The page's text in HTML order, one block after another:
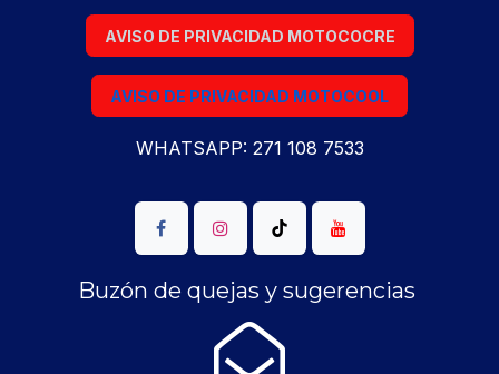
AVISO DE PRIVACIDAD MOTOCOCRE
AVISO DE PRIVACIDAD MOTOCOOL
WHATSAPP: 271 108 7533
Buzón de quejas y sugerencias